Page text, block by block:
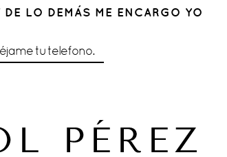
LO DEMÁS ME ENCARGO YO
tu telefono.